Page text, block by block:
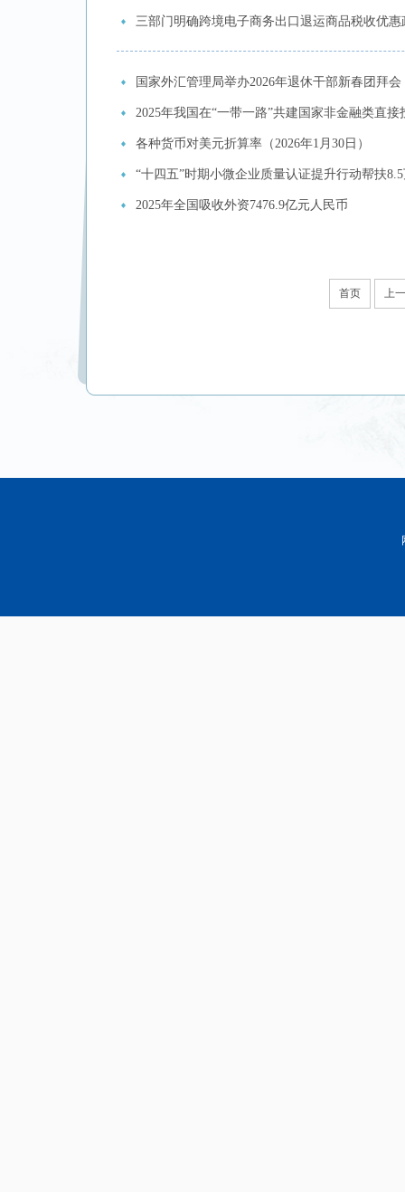
三部门明确跨境电子商务出口退运商品税收优惠
国家外汇管理局举办2026年退休干部新春团拜会
2025年我国在“一带一路”共建国家非金融类直接
各种货币对美元折算率（2026年1月30日）
“十四五”时期小微企业质量认证提升行动帮扶
2025年全国吸收外资7476.9亿元人民币
首页 上